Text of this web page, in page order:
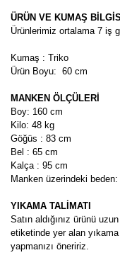
ÜRÜN VE KUMAŞ BİLGİSİ
Ürünlerimiz ortalama 7 iş
Kumaş : Triko
Ürün Boyu: 60 cm
MANKEN ÖLÇÜLERİ
Boy: 160 cm
Kilo: 48 kg
Göğüs : 83 cm
Bel : 65 cm
Kalça : 95 cm
Manken üzerindeki beden:
YIKAMA TALİMATI
Satın aldığınız ürünü
etiketinde yer alan
yapmanızı öneririz.